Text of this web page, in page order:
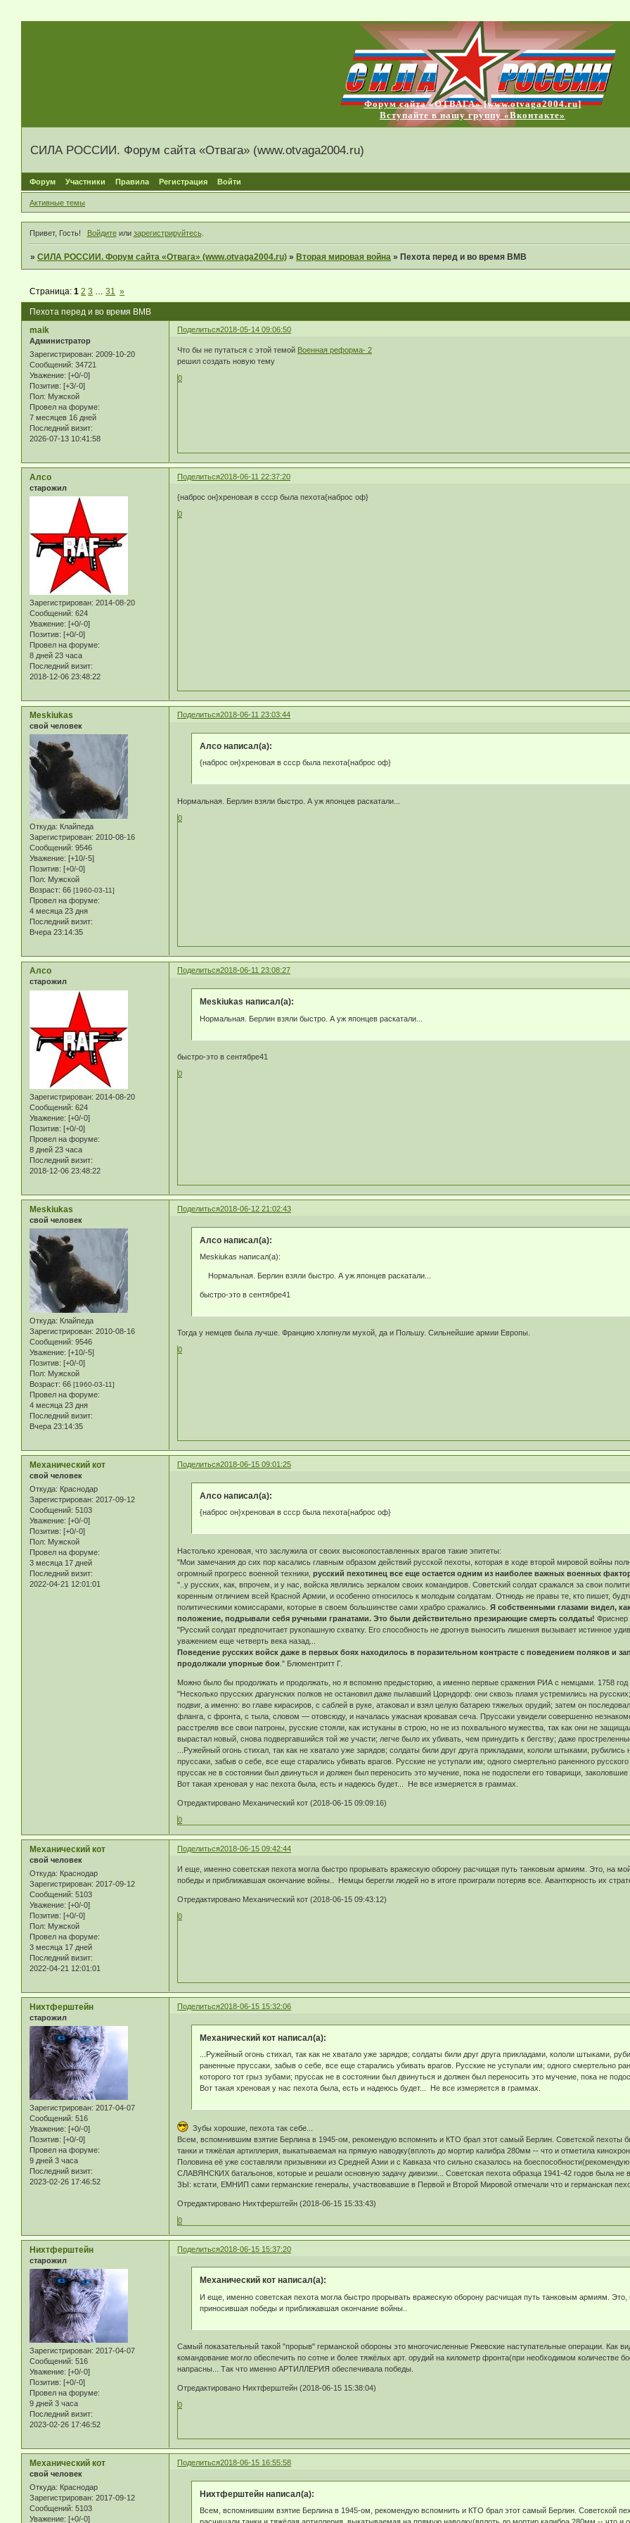
Форум сайта «ОТВАГА» [www.otvaga2004.ru]
Вступайте в нашу группу «Вконтакте»
СИЛА РОССИИ. Форум сайта «Отвага» (www.otvaga2004.ru)
Форум Участники Правила Регистрация Войти
Активные темы
Привет, Гость! Войдитеили зарегистрируйтесь.
»СИЛА РОССИИ. Форум сайта «Отвага» (www.otvaga2004.ru) » Вторая мировая война » Пехота перед и во время ВМВ
Пехота перед и во время ВМВ
Страница:1 2 3 31 »
Поделиться2018-05-14 09:06:50
maik
Администратор
Зарегистрирован: 2009-10-20
Сообщений: 34721
Уважение: [+0/-0]
Позитив: [+3/-0]
Пол: Мужской
Провел на форуме:
7 месяцев 16 дней
Последний визит:
2026-07-13 10:41:58
Что бы не путаться с этой темой Военная реформа- 2
решил создать новую тему
0
Поделиться2018-06-11 22:37:20
Алсо
старожил
Зарегистрирован: 2014-08-20
Сообщений: 624
Уважение: [+0/-0]
Позитив: [+0/-0]
Провел на форуме:
8 дней 23 часа
Последний визит:
2018-12-06 23:48:22
{наброс он}хреновая в ссср была пехота{наброс оф}
0
Поделиться2018-06-11 23:03:44
Meskiukas
свой человек
Откуда: Клайпеда
Зарегистрирован: 2010-08-16
Сообщений: 9546
Уважение: [+10/-5]
Позитив: [+0/-0]
Пол: Мужской
Возраст: 66 [1960-03-11]
Провел на форуме:
4 месяца 23 дня
Последний визит:
Вчера 23:14:35
Алсо написал(а):
{наброс он}хреновая в ссср была пехота{наброс оф}
Нормальная. Берлин взяли быстро. А уж японцев раскатали...
0
Поделиться2018-06-11 23:08:27
Алсо
старожил
Зарегистрирован: 2014-08-20
Сообщений: 624
Уважение: [+0/-0]
Позитив: [+0/-0]
Провел на форуме:
8 дней 23 часа
Последний визит:
2018-12-06 23:48:22
Meskiukas написал(а):
Нормальная. Берлин взяли быстро. А уж японцев раскатали...
быстро-это в сентябре41
0
Поделиться2018-06-12 21:02:43
Meskiukas
свой человек
Откуда: Клайпеда
Зарегистрирован: 2010-08-16
Сообщений: 9546
Уважение: [+10/-5]
Позитив: [+0/-0]
Пол: Мужской
Возраст: 66 [1960-03-11]
Провел на форуме:
4 месяца 23 дня
Последний визит:
Вчера 23:14:35
Алсо написал(а):
Meskiukas написал(а):
Нормальная. Берлин взяли быстро. А уж японцев раскатали...
быстро-это в сентябре41
Тогда у немцев была лучше. Францию хлопнули мухой, да и Польшу. Сильнейшие армии Европы.
0
Поделиться2018-06-15 09:01:25
Механический кот
свой человек
Откуда: Краснодар
Зарегистрирован: 2017-09-12
Сообщений: 5103
Уважение: [+0/-0]
Позитив: [+0/-0]
Пол: Мужской
Провел на форуме:
3 месяца 17 дней
Последний визит:
2022-04-21 12:01:01
Алсо написал(а):
{наброс он}хреновая в ссср была пехота{наброс оф}
Настолько хреновая, что заслужила от своих высокопоставленных врагов такие эпитеты:
"Мои замечания до сих пор касались главным образом действий русской пехоты, которая в ходе второй мировой войны
огромный прогресс военной техники,русский пехотинец все еще остается одним из наиболее важных военных
"..у русских, как, впрочем, и у нас, войска являлись зеркалом своих командиров. Советский солдат сражался за свои
коренным отличием всей Красной Армии, и особенно относилось к молодым солдатам. Отнюдь не правы те, кто пишет,
политическими комиссарами, которые в своем большинстве сами храбро сражались. Я собственными глазами видел,
положение, подрывали себя ручными гранатами. Это были действительно презирающие смерть солдаты! Фриснер
"Русский солдат предпочитает рукопашную схватку. Его способность не дрогнув выносить лишения вызывает истинное
уважением еще четверть века назад...
Поведение русских войск даже в первых боях находилось в поразительном контрасте с поведением поляков и
продолжали упорные бои ." Блюментритт Г.
Можно было бы продолжать и продолжать, но я вспомню предысторию, а именно первые сражения РИА с немцами. 1758
"Несколько прусских драгунских полков не остановил даже пылавший Цорндорф: они сквозь пламя устремились на
подвиг, а именно: во главе кирасиров, с саблей в руке, атаковал и взял целую батарею тяжелых орудий; затем он
фланга, с фронта, с тыла, словом — отовсюду, и началась ужасная кровавая сеча. Пруссаки увидели совершенно
расстреляв все свои патроны, русские стояли, как истуканы в строю, но не из похвального мужества, так как они не
вырастал новый, снова подвергавшийся той же участи; легче было их убивать, чем принудить к бегству; даже
...Ружейный огонь стихал, так как не хватало уже зарядов; солдаты били друг друга прикладами, кололи штыками,
пруссаки, забыв о себе, все еще старались убивать врагов. Русские не уступали им; одного смертельно раненного
пруссак не в состоянии был двинуться и должен был переносить это мучение, пока не подоспели его товарищи,
Вот такая хреновая у нас пехота была, есть и надеюсь будет... Не все измеряется в граммах.
Отредактировано Механический кот (2018-06-15 09:09:16)
0
Поделиться2018-06-15 09:42:44
Механический кот
свой человек
Откуда: Краснодар
Зарегистрирован: 2017-09-12
Сообщений: 5103
Уважение: [+0/-0]
Позитив: [+0/-0]
Пол: Мужской
Провел на форуме:
3 месяца 17 дней
Последний визит:
2022-04-21 12:01:01
И еще, именно советская пехота могла быстро прорывать вражескую оборону расчищая путь танковым армиям. Это, на
победы и приближавшая окончание войны.. Немцы берегли людей но в итоге проиграли потеряв все. Авантюрность их
Отредактировано Механический кот (2018-06-15 09:43:12)
0
Поделиться2018-06-15 15:32:06
Нихтферштейн
старожил
Зарегистрирован: 2017-04-07
Сообщений: 516
Уважение: [+0/-0]
Позитив: [+0/-0]
Провел на форуме:
9 дней 3 часа
Последний визит:
2023-02-26 17:46:52
Механический кот написал(а):
...Ружейный огонь стихал, так как не хватало уже зарядов; солдаты били друг друга прикладами, кололи штыками,
раненные пруссаки, забыв о себе, все еще старались убивать врагов. Русские не уступали им; одного смертельно
которого тот грыз зубами; пруссак не в состоянии был двинуться и должен был переносить это мучение, пока не
Вот такая хреновая у нас пехота была, есть и надеюсь будет... Не все измеряется в граммах.
Зубы хорошие, пехота так себе...
Всем, вспомнившим взятие Берлина в 1945-ом, рекомендую вспомнить и КТО брал этот самый Берлин. Советской пехоты
танки и тяжёлая артиллерия, выкатываемая на прямую наводку(вплоть до мортир калибра 280мм -- что и отметила
Половина её уже составляли призывники из Средней Азии и с Кавказа что сильно сказалось на
СЛАВЯНСКИХ батальонов, которые и решали основную задачу дивизии... Советская пехота образца 1941-42 годов была не
ЗЫ: кстати, ЕМНИП сами германские генералы, участвовавшие в Первой и Второй Мировой отмечали что и германская
Отредактировано Нихтферштейн (2018-06-15 15:33:43)
0
Поделиться2018-06-15 15:37:20
Нихтферштейн
старожил
Зарегистрирован: 2017-04-07
Сообщений: 516
Уважение: [+0/-0]
Позитив: [+0/-0]
Провел на форуме:
9 дней 3 часа
Последний визит:
2023-02-26 17:46:52
Механический кот написал(а):
И еще, именно советская пехота могла быстро прорывать вражескую оборону расчищая путь танковым армиям. Это,
приносившая победы и приближавшая окончание войны..
Самый показательный такой "прорыв" германской обороны это многочисленные Ржевские наступательные операции. Как
командование могло обеспечить по сотне и более тяжёлых арт. орудий на километр фронта(при необходимом количестве
напрасны... Так что именно АРТИЛЛЕРИЯ обеспечивала победы.
Отредактировано Нихтферштейн (2018-06-15 15:38:04)
0
Поделиться2018-06-15 16:55:58
Механический кот
свой человек
Откуда: Краснодар
Зарегистрирован: 2017-09-12
Сообщений: 5103
Уважение: [+0/-0]
Нихтферштейн написал(а):
Всем, вспомнившим взятие Берлина в 1945-ом, рекомендую вспомнить и КТО брал этот самый Берлин. Советской